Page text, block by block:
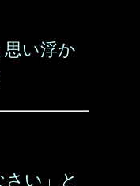
い浮か
さい」と